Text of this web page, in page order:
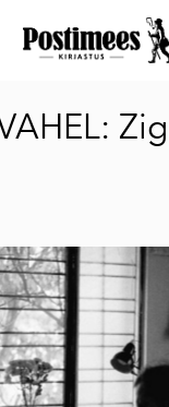
Vaata ostukorvi